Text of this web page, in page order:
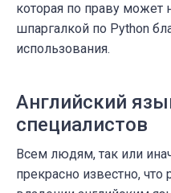
которая по праву может
шпаргалкой по Python
использования.
Английский
специалистов
Всем людям, так или
прекрасно известно,